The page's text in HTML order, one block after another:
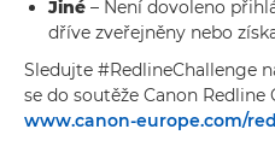
Jiné – Není dovoleno
dříve zveřejněny nebo
Sledujte #RedlineChallenge
se do soutěže Canon Redline
www.canon-europe.com/